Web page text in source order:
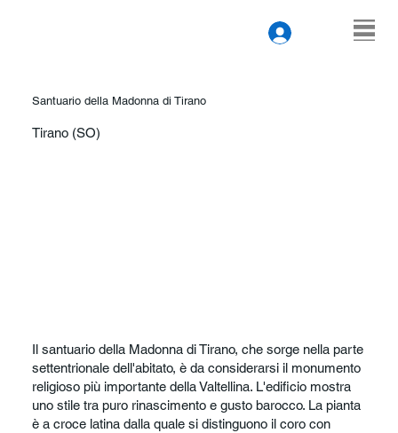
Santuario della Madonna di Tirano
Tirano (SO)
Il santuario della Madonna di Tirano, che sorge nella parte
settentrionale dell'abitato, è da considerarsi il monumento
religioso più importante della Valtellina. L'edificio mostra
uno stile tra puro rinascimento e gusto barocco. La pianta
è a croce latina dalla quale si distinguono il coro con